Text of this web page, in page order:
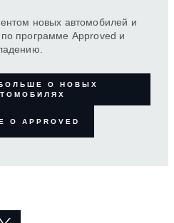
новых автомобилей и
программе Approved и
О НОВЫХ
APPROVED